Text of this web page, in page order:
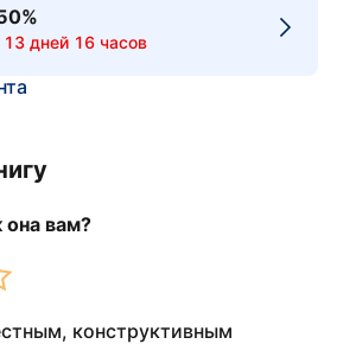
дней 16 часов
она вам?
конструктивным